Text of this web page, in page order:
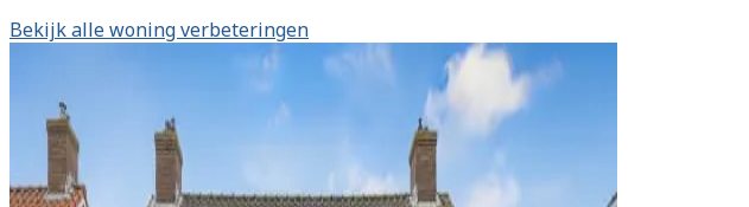
Bekijk alle woning verbeteringen